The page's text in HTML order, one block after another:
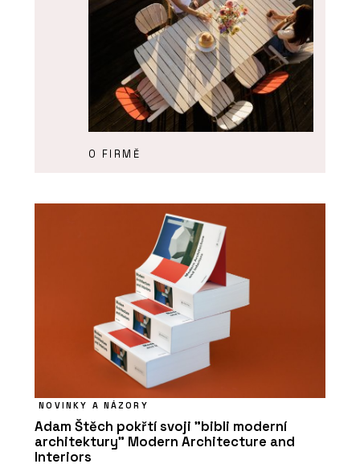
O FIRMĚ
PRODUKTY
Koš Tubo - Urbania
NOVINKY A NÁZORY
Adam Štěch pokřtí svoji "bibli moderní
architektury" Modern Architecture and
Interiors